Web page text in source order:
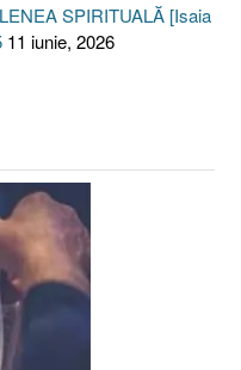
SPIRITUALĂ [Isaia
11 iunie, 2026